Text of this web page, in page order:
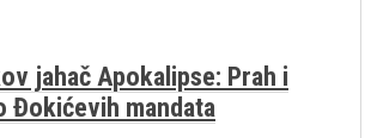
jahač Apokalipse: Prah i
Đokićevih mandata